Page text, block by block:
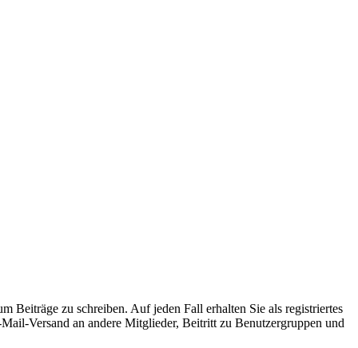
Beiträge zu schreiben. Auf jeden Fall erhalten Sie als registriertes
Versand an andere Mitglieder, Beitritt zu Benutzergruppen und